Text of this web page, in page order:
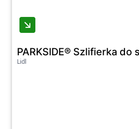
PARKSIDE® Szlifierka
Lidl